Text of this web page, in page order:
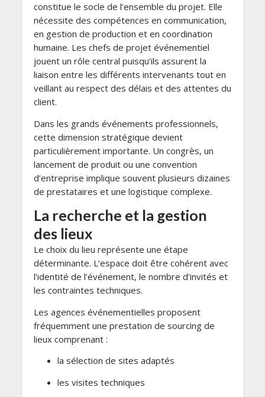
constitue le socle de l’ensemble du projet. Elle
nécessite des compétences en communication,
en gestion de production et en coordination
humaine. Les chefs de projet événementiel
jouent un rôle central puisqu’ils assurent la
liaison entre les différents intervenants tout en
veillant au respect des délais et des attentes du
client.
Dans les grands événements professionnels,
cette dimension stratégique devient
particulièrement importante. Un congrès, un
lancement de produit ou une convention
d’entreprise implique souvent plusieurs dizaines
de prestataires et une logistique complexe.
La recherche et la gestion
des lieux
Le choix du lieu représente une étape
déterminante. L’espace doit être cohérent avec
l’identité de l’événement, le nombre d’invités et
les contraintes techniques.
Les agences événementielles proposent
fréquemment une prestation de sourcing de
lieux comprenant :
la sélection de sites adaptés
les visites techniques